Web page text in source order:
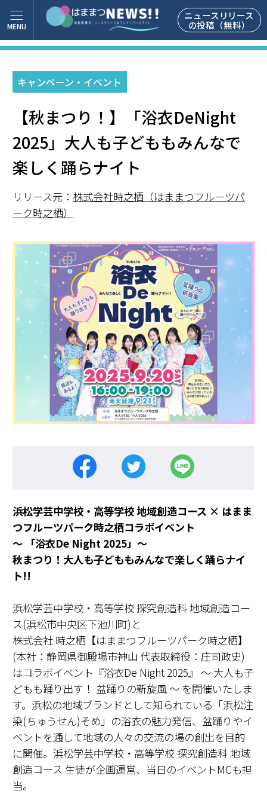
ニュースリリース
の投稿（無料）
キャンペーン・イベント
【秋まつり！】「浴衣DeNight
2025」大人も子どももみんなで
楽しく踊らナイト
リリース元： 株式会社時之栖（はままつフルーツパ
ーク時之栖）
浜松学芸中学校・高等学校 地域創造コース × はまま
つフルーツパーク時之栖コラボイベント
～ 「浴衣De Night 2025」～
秋まつり！大人も子どももみんなで楽しく踊らナイ
ト!!
浜松学芸中学校・高等学校 探究創造科 地域創造コー
ス(浜松市中央区下池川町)と
株式会社 時之栖【はままつフルーツパーク時之栖】
(本社：静岡県御殿場市神山 代表取締役：庄司政史)
はコラボイベント『浴衣De Night 2025』 ～ 大人も子
どもも踊り出す！ 盆踊りの新旋風 ～ を開催いたしま
す。浜松の地域ブランドとして知られている「浜松注
染(ちゅうせん)そめ」の浴衣の魅力発信、盆踊りやイ
ベントを通して地域の人々の交流の場の創出を目的
に開催。浜松学芸中学校・高等学校 探究創造科 地域
創造コース 生徒が企画運営、当日のイベントMCも担
当。